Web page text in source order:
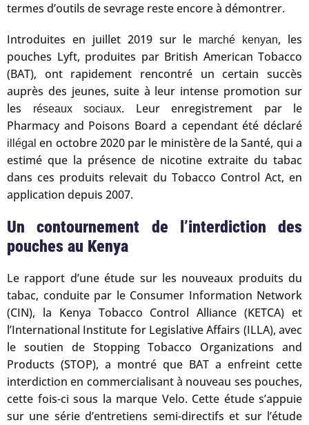
termes d’outils de sevrage reste encore à démontrer.
Introduites en juillet 2019 sur le marché kenyan, les
pouches Lyft, produites par British American Tobacco
(BAT), ont rapidement rencontré un certain succès
auprès des jeunes, suite à leur intense promotion sur
les
réseaux sociaux. Leur enregistrement par le
Pharmacy and Poisons Board a cependant été déclaré
illégal en octobre 2020 par le ministère de la Santé, qui a
estimé que la présence de nicotine extraite du tabac
dans ces produits relevait du Tobacco Control Act, en
application depuis 2007.
Un contournement de l’interdiction des
pouches au Kenya
Le rapport d’une étude sur les nouveaux produits du
tabac, conduite par le Consumer Information Network
(CIN), la Kenya Tobacco Control Alliance (KETCA) et
l’International Institute for Legislative Affairs (ILLA), avec
le soutien de Stopping Tobacco Organizations and
Products (STOP), a montré que BAT a enfreint cette
interdiction en commercialisant à nouveau ses pouches,
cette fois-ci sous la marque Velo. Cette étude s’appuie
sur une série d’entretiens semi-directifs et sur l’étude